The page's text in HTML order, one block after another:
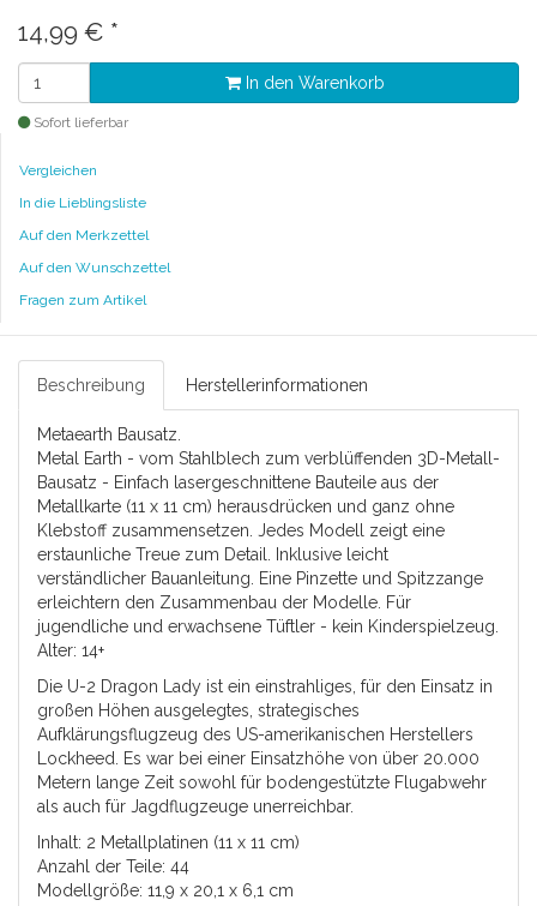
14,99 € *
In den Warenkorb
Sofort lieferbar
Vergleichen
In die Lieblingsliste
Auf den Merkzettel
Auf den Wunschzettel
Fragen zum Artikel
Beschreibung Herstellerinformationen
Metaearth Bausatz.
Metal Earth - vom Stahlblech zum verblüffenden 3D-Metall-
Bausatz - Einfach lasergeschnittene Bauteile aus der
Metallkarte (11 x 11 cm) herausdrücken und ganz ohne
Klebstoff zusammensetzen. Jedes Modell zeigt eine
erstaunliche Treue zum Detail. Inklusive leicht
verständlicher Bauanleitung. Eine Pinzette und Spitzzange
erleichtern den Zusammenbau der Modelle. Für
jugendliche und erwachsene Tüftler - kein Kinderspielzeug.
Alter: 14+
Die U-2 Dragon Lady ist ein einstrahliges, für den Einsatz in
großen Höhen ausgelegtes, strategisches
Aufklärungsflugzeug des US-amerikanischen Herstellers
Lockheed. Es war bei einer Einsatzhöhe von über 20.000
Metern lange Zeit sowohl für bodengestützte Flugabwehr
als auch für Jagdflugzeuge unerreichbar.
Inhalt: 2 Metallplatinen (11 x 11 cm)
Anzahl der Teile: 44
Modellgröße: 11,9 x 20,1 x 6,1 cm